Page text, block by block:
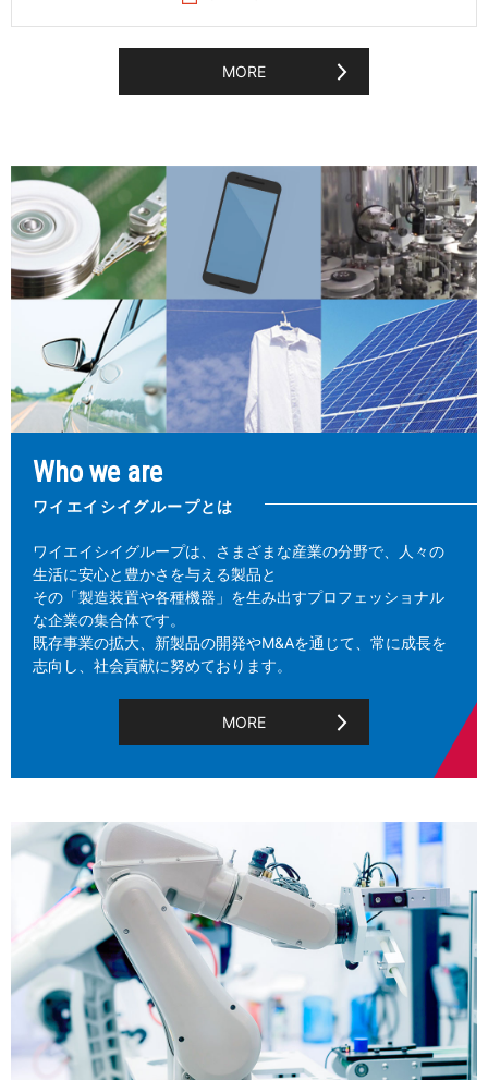
MORE
Who we are
ワイエイシイグループとは
ワイエイシイグループは、さまざまな産業の分野で、人々の
生活に安心と豊かさを与える製品と
その「製造装置や各種機器」を生み出すプロフェッショナル
な企業の集合体です。
既存事業の拡大、新製品の開発やM&Aを通じて、常に成長を
志向し、社会貢献に努めております。
MORE